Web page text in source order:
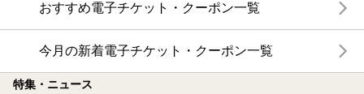
おすすめ電子チケット・クーポン一覧
今月の新着電子チケット・クーポン一覧
特集・ニュース